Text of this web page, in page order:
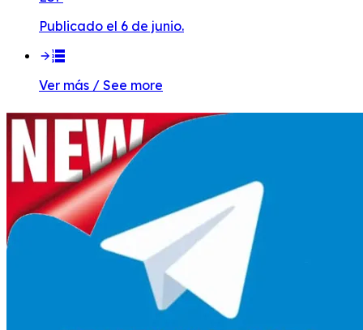
Publicado el 6 de junio.
Ver más / See more